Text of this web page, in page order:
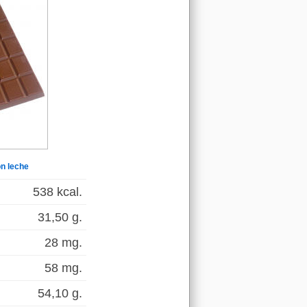
leche
538 kcal.
31,50 g.
28 mg.
58 mg.
54,10 g.